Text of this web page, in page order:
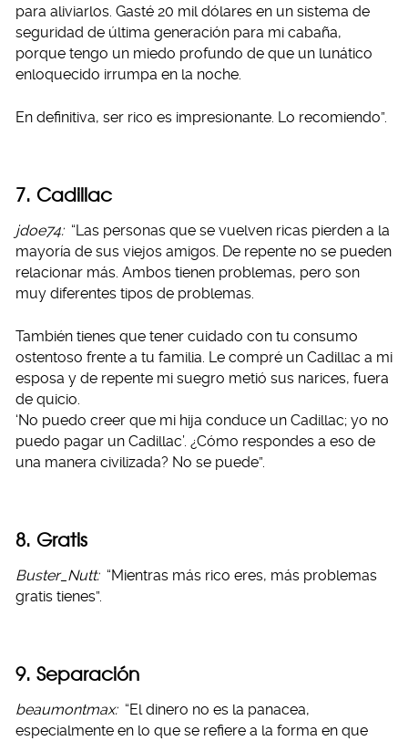
para aliviarlos. Gasté 20 mil dólares en un sistema de
seguridad de última generación para mi cabaña,
porque tengo un miedo profundo de que un lunático
enloquecido irrumpa en la noche.
En definitiva, ser rico es impresionante. Lo recomiendo”.
7. Cadillac
jdoe74: “Las personas que se vuelven ricas pierden a la
mayoría de sus viejos amigos. De repente no se pueden
relacionar más. Ambos tienen problemas, pero son
muy diferentes tipos de problemas.
También tienes que tener cuidado con tu consumo
ostentoso frente a tu familia. Le compré un Cadillac a mi
esposa y de repente mi suegro metió sus narices, fuera
de quicio.
‘No puedo creer que mi hija conduce un Cadillac; yo no
puedo pagar un Cadillac’. ¿Cómo respondes a eso de
una manera civilizada? No se puede”.
8. Gratis
Buster_Nutt: “Mientras más rico eres, más problemas
gratis tienes”.
9. Separación
beaumontmax: “El dinero no es la panacea,
especialmente en lo que se refiere a la forma en que